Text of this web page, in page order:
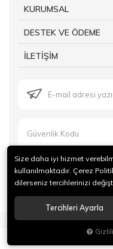
KURUMSAL
DESTEK VE ÖDEME
İLETİŞİM
© 2019 Forte
Hipotenüs Yeni
Size daha iyi hizmet
kullanılmaktadır. Çerez
dilerseniz tercihlerinizi
Tercihleri Ayarla